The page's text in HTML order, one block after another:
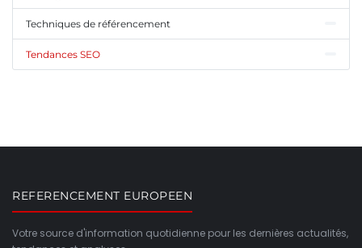
Techniques de référencement
Tendances SEO
REFERENCEMENT EUROPEEN
Votre source d'information quotidienne pour les dernières actualités,